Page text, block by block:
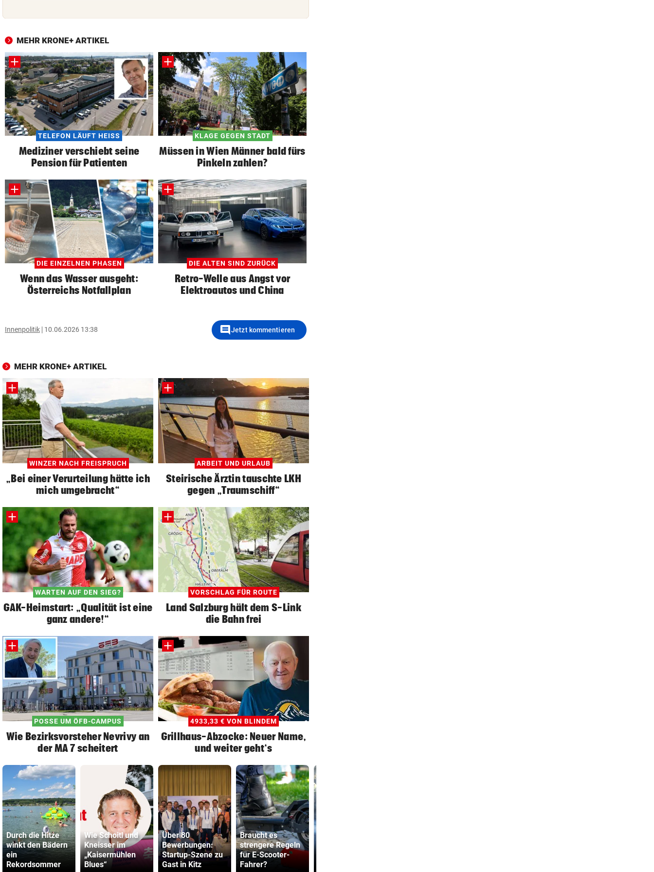
MEHR KRONE+ ARTIKEL
TELEFON LÄUFT HEISS
Mediziner verschiebt seine
Pension für Patienten
KLAGE GEGEN STADT
Müssen in Wien Männer bald fürs
Pinkeln zahlen?
DIE EINZELNEN PHASEN
Wenn das Wasser ausgeht:
Österreichs Notfallplan
DIE ALTEN SIND ZURÜCK
Retro-Welle aus Angst vor
Elektroautos und China
Innenpolitik 10.06.2026 13:38 commentJetzt kommentieren
MEHR KRONE+ ARTIKEL
WINZER NACH FREISPRUCH
„Bei einer Verurteilung hätte ich
mich umgebracht“
ARBEIT UND URLAUB
Steirische Ärztin tauschte LKH
gegen „Traumschiff“
WARTEN AUF DEN SIEG?
GAK-Heimstart: „Qualität ist eine
ganz andere!“
VORSCHLAG FÜR ROUTE
Land Salzburg hält dem S-Link
die Bahn frei
POSSE UM ÖFB-CAMPUS
Wie Bezirksvorsteher Nevrivy an
der MA 7 scheitert
4933,33 € VON BLINDEM
Grillhaus-Abzocke: Neuer Name,
und weiter geht‘s
Durch die Hitze
winkt den Bädern
ein
Rekordsommer
Wie Schoitl und
Kneisser im
„Kaisermühlen
Blues“
Über 80
Bewerbungen:
Startup-Szene zu
Gast in Kitz
Braucht es
strengere Regeln
für E-Scooter-
Fahrer?